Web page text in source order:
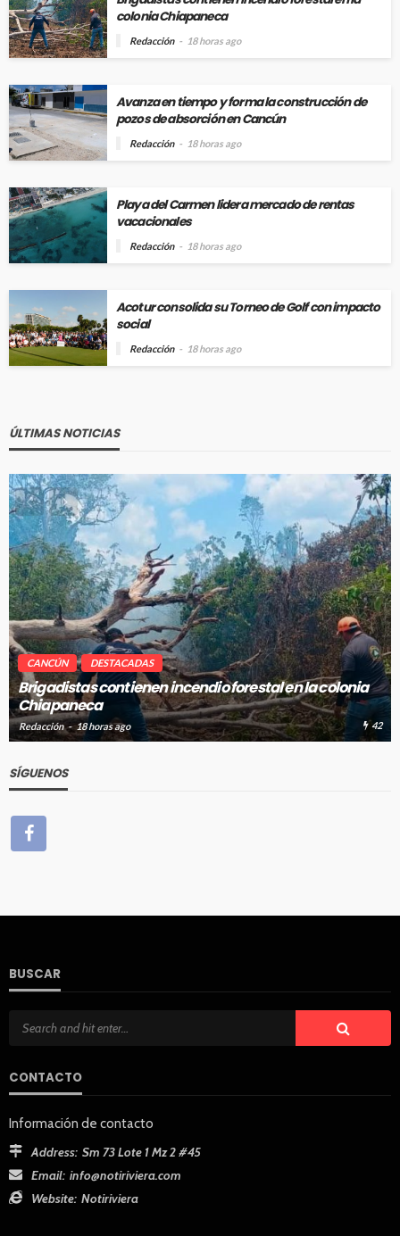
colonia Chiapaneca
Redacción 18 horas ago
Avanza en tiempo y forma la construcción de
pozos de absorción en Cancún
Redacción 18 horas ago
Playa del Carmen lidera mercado de rentas
vacacionales
Redacción 18 horas ago
Acotur consolida su Torneo de Golf con impacto
social
Redacción 18 horas ago
ÚLTIMAS NOTICIAS
CANCÚN DESTACADAS
Brigadistas contienen incendio forestal en la colonia
Chiapaneca
Redacción 18 horas ago 42
SÍGUENOS
BUSCAR
CONTACTO
Información de contacto
Address: Sm 73 Lote 1 Mz 2 #45
Email: info@notiriviera.com
Website: Notiriviera